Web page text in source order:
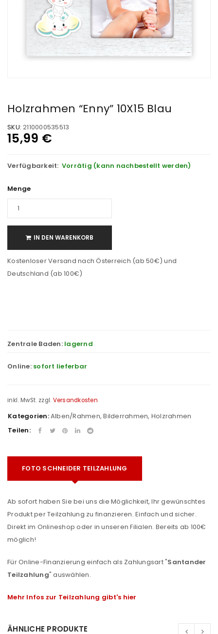
Holzrahmen “Enny” 10X15 Blau
SKU: 2110000535513
15,99 €
Verfügbarkeit: Vorrätig (kann nachbestellt werden)
Menge
IN DEN WARENKORB
Kostenloser Versand nach Österreich (ab 50€) und
Deutschland (ab 100€)
Zentrale Baden: lagernd
Online: sofort lieferbar
inkl. MwSt. zzgl. Versandkosten
Kategorien:Alben/Rahmen,Bilderrahmen, Holzrahmen
Teilen:
FOTO SCHNEIDER TEILZAHLUNG
Ab sofort haben Sie bei uns die Möglichkeit, Ihr gewünschtes
Produkt per Teilzahlung zu finanzieren. Einfach und sicher.
Direkt im Onlineshop oder in unseren Filialen. Bereits ab 100€
möglich!
Für Online-Finanzierung einfach als Zahlungsart "Santander
Teilzahlung" auswählen.
Mehr Infos zur Teilzahlung gibt's hier
ÄHNLICHE PRODUKTE